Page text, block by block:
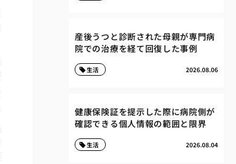
産後うつと診断された母親が専門病
院での治療を経て回復した事例
2026.08.06
生活
健康保険証を提示した際に病院側が
確認できる個人情報の範囲と限界
2026.08.04
生活